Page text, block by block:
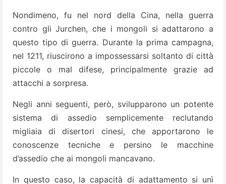
Nondimeno, fu nel nord della Cina, nella guerra
contro gli Jurchen, che i mongoli si adattarono a
questo tipo di guerra. Durante la prima campagna,
nel 1211, riuscirono a impossessarsi soltanto di città
piccole o mal difese, principalmente grazie ad
attacchi a sorpresa.
Negli anni seguenti, però, svilupparono un potente
sistema di assedio semplicemente reclutando
migliaia di disertori cinesi, che apportarono le
conoscenze tecniche e persino le macchine
d’assedio che ai mongoli mancavano.
In questo caso, la capacità di adattamento si unì